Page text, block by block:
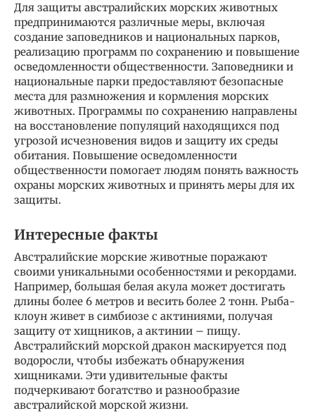
Для защиты австралийских морских животных
предпринимаются различные меры, включая
создание заповедников и национальных парков,
реализацию программ по сохранению и повышение
осведомленности общественности. Заповедники и
национальные парки предоставляют безопасные
места для размножения и кормления морских
животных. Программы по сохранению направлены
на восстановление популяций находящихся под
угрозой исчезновения видов и защиту их среды
обитания. Повышение осведомленности
общественности помогает людям понять важность
охраны морских животных и принять меры для их
защиты.
Интересные факты
Австралийские морские животные поражают
своими уникальными особенностями и рекордами.
Например, большая белая акула может достигать
длины более 6 метров и весить более 2 тонн. Рыба-
клоун живет в симбиозе с актиниями, получая
защиту от хищников, а актинии – пищу.
Австралийский морской дракон маскируется под
водоросли, чтобы избежать обнаружения
хищниками. Эти удивительные факты
подчеркивают богатство и разнообразие
австралийской морской жизни.